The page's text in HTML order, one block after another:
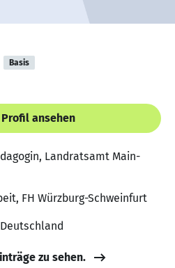
Basis
Profil ansehen
Landratsamt Main-
FH Würzburg-Schweinfurt
zu sehen.